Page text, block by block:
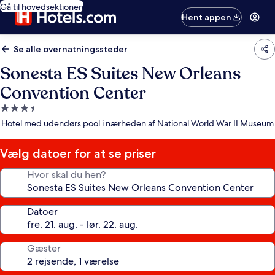
Gå til hovedsektionen
Hent appen
Se alle overnatningssteder
Sonesta ES Suites New Orleans
Convention Center
3.5-
stjernet
Hotel med udendørs pool i nærheden af National World War II Museum
Vælg datoer for at se priser
Hvor skal du hen?
Datoer
Gæster